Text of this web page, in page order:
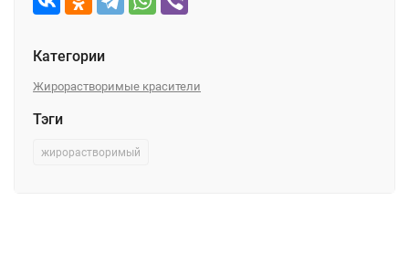
Категории
Жирорастворимые красители
Тэги
жирорастворимый